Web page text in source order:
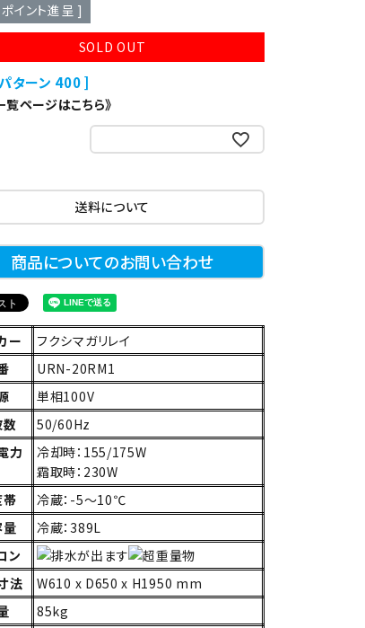
店舗用家具
ポイント進呈 ]
SOLD OUT
ターン 400
覧ページはこちら》
送料について
商品についてのお問い合わせ
ー
フクシマガリレイ
URN-20RM1
単相100V
数
50/60Hz
力
冷却時：155/175W
霜取時：230W
冷蔵：-5～10℃
量
冷蔵：389L
ン
法
W610 x D650 x H1950 mm
85kg